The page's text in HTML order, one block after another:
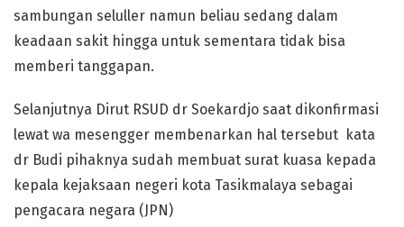
sambungan seluller namun beliau sedang dalam
keadaan sakit hingga untuk sementara tidak bisa
memberi tanggapan.
Selanjutnya Dirut RSUD dr Soekardjo saat dikonfirmasi
lewat wa mesengger membenarkan hal tersebut kata
dr Budi pihaknya sudah membuat surat kuasa kepada
kepala kejaksaan negeri kota Tasikmalaya sebagai
pengacara negara (JPN)